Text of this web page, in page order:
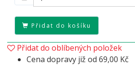
Přidat do košíku
Přidat do oblíbených položek
Cena dopravy již od 69,00 Kč